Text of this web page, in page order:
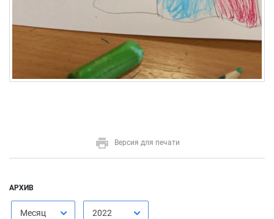
Версия для печати
АРХИВ
Месяц 2022